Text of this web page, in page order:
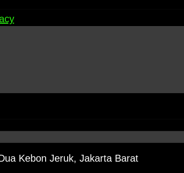
Kebon Jeruk, Jakarta Barat